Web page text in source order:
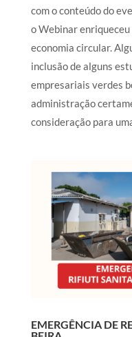
com o conteúdo do
o Webinar enriqueceu
economia circular.
inclusão de alguns
empresariais verdes
administração
consideração para
EMERGÊNCIA DE